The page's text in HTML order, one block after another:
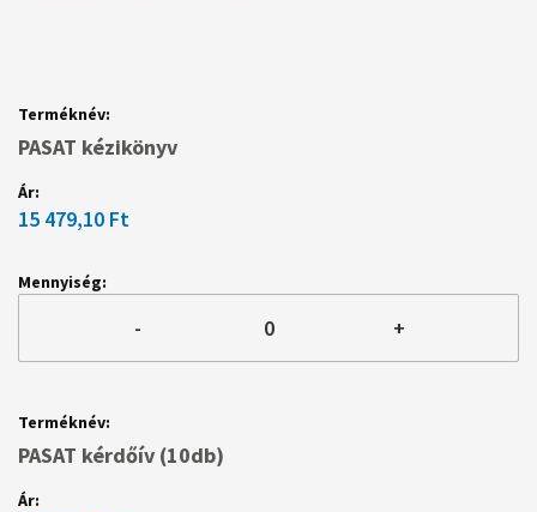
termék
tételek
PASAT kézikönyv
15 479,10 Ft
- +
PASAT kérdőív (10db)